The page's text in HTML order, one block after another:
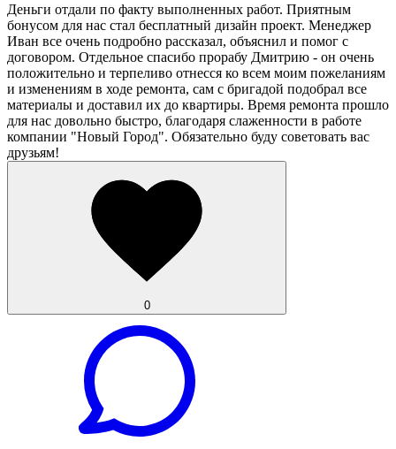
Деньги отдали по факту выполненных работ. Приятным
бонусом для нас стал бесплатный дизайн проект. Менеджер
Иван все очень подробно рассказал, объяснил и помог с
договором. Отдельное спасибо прорабу Дмитрию - он очень
положительно и терпеливо отнесся ко всем моим пожеланиям
и изменениям в ходе ремонта, сам с бригадой подобрал все
материалы и доставил их до квартиры. Время ремонта прошло
для нас довольно быстро, благодаря слаженности в работе
компании "Новый Город". Обязательно буду советовать вас
друзьям!
0